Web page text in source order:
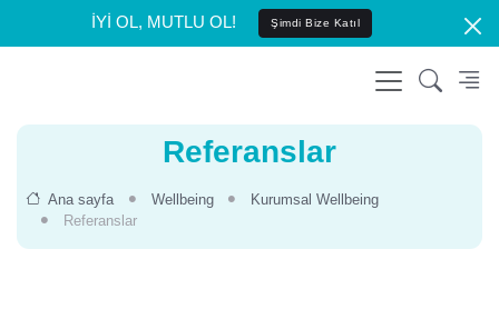
İYİ OL, MUTLU OL! Şimdi Bize Katıl
Referanslar
Ana sayfa Wellbeing
Kurumsal Wellbeing
Referanslar